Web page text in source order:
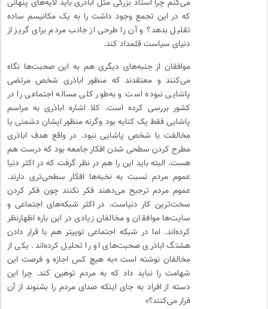
می‌کنم چرا استاد بزرگی مثل اباذری باید لایه‌های پنهانی
که در این تجمع وجود داشت را به یک مکانیسم ساده
تقلیل بدهد؟ و آن را طرحی از جانب مردم برای گریز از
دنیای سیاست قلمداد کند.
موافقان از جنبه‌های دیگری هم به این صحبت‌ها نگاه
می‌کنند و معتقدند که منظور اباذری شخص مرتضی
پاشایی نبوده است و به‌طور کلی مساله اجتماعی را در
کشور بررسی کرده است. کلا اشاره اباذری به مراسم
پاشایی فقط یک کنایه بود وگرنه منظور ایشان دشمنی یا
مخالفت با شخص پاشایی نبود. در واقع هدف اباذری
مطرح کردن سطحی شدن افکار جامعه بود که درست هم
هست. البته باید این را هم در نظر گرفت که در اکثر دنیا
عموم مردم نسبت به نخبه‌ها افکار سطحی‌تری دارند.
عموم مردم ترجیح می‌دهند فکر نکنند چون فکر کردن
سخت‌ترین کار دنیاست. در اکثر شبکه‌های اجتماعی و
سایت‌ها موافقان و مخالفان زیادی در این باره اظهارنظر
کرده‌اند. اما در شبکه اجتماعی توییتر هم با قرار دادن
هشتگ اباذری صحبت‌های او را تحلیل کرده‌اند. یکی از
مخالفان نوشته است «به هیچ کس اجازه و فرصت این
شهامت را نباید داد که به مردم توهین کند. چرا این
دسته از افراد به جای اینکه صدای مردم را بشنوند از آن
فرار می‌کنند؟»